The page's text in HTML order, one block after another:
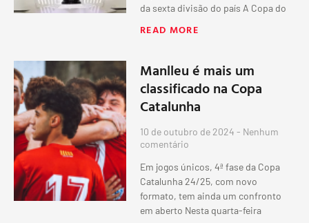
da sexta divisão do país A Copa do
READ MORE
Manlleu é mais um
classificado na Copa
Catalunha
10 de outubro de 2024 Nenhum
comentário
Em jogos únicos, 4ª fase da Copa
Catalunha 24/25, com novo
formato, tem ainda um confronto
em aberto Nesta quarta-feira